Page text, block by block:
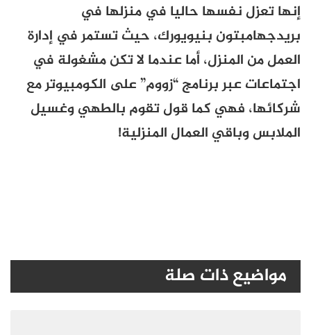
إنها تعزل نفسها حاليا في منزلها في
بريدجهامبتون بنيويورك، حيث تستمر في إدارة
العمل من المنزل، أما عندما لا تكن مشغولة في
اجتماعات عبر برنامج “زووم” على الكومبيوتر مع
شركائها، فهي كما قول تقوم بالطهي وغسيل
الملابس وباقي العمال المنزلية!
مواضيع ذات صلة